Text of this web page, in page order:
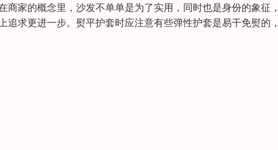
家的概念里，沙发不单单是为了实用，同时也是身份的象征
求更进一步。熨平护套时应注意有些弹性护套是易干免熨的